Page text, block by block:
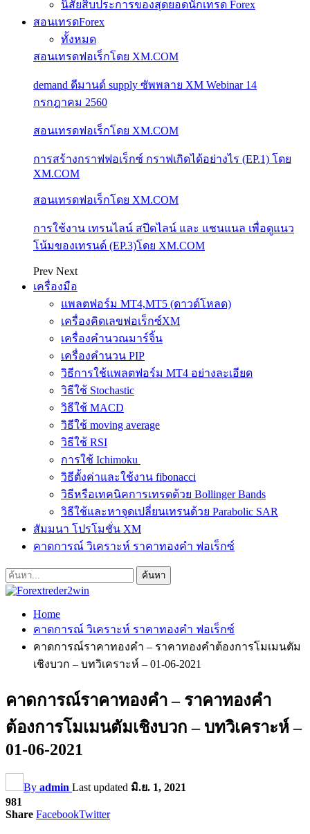
นิสัยสิบประการของสุดยอดนักเทรด Forex
สอนเทรดForex
ทั้งหมด
สอนเทรดฟอเร็กโดย XM.COM
demand ดีมานด์ supply ซัพพลาย XM Webinar 14
กรกฎาคม 2560
สอนเทรดฟอเร็กโดย XM.COM
การสร้างกราฟฟอเร็กซ์ กราฟเกิดได้อย่างไร (EP.1) โดย
XM.COM
สอนเทรดฟอเร็กโดย XM.COM
การใช้งาน เทรนไลน์ สปีดไลน์ และ แชนแนล เพื่อดูแนว
โน้มของเทรนด์ (EP.3)โดย XM.COM
Prev Next
เครื่องมือ
แพลตฟอร์ม MT4,MT5 (ดาวด์โหลด)
เครื่องคิดเลขฟอเร็กซ์XM
เครื่องคำนวณมาร์จิ้น
เครื่องคำนวน PIP
วิธีการใช้แพลตฟอร์ม MT4 อย่างละเอียด
วิธีใช้ Stochastic
วิธีใช้ MACD
วิธีใช้ moving average
วิธีใช้ RSI
การใช้ Ichimoku
วิธีตั้งค่าและใช้งาน fibonacci
วิธีหรือเทคนิคการเทรดด้วย Bollinger Bands
วิธีใช้และหาจุดเปลี่ยนเทรนด้วย Parabolic SAR
สัมมนา โปรโมชั่น XM
คาดการณ์ วิเคราะห์ ราคาทองคำ ฟอเร็กซ์
Home
คาดการณ์ วิเคราะห์ ราคาทองคำ ฟอเร็กซ์
คาดการณ์ราคาทองคำ – ราคาทองคำต้องการโมเมนตัม
เชิงบวก – บทวิเคราะห์ – 01-06-2021
คาดการณ์ราคาทองคำ – ราคาทองคำ
ต้องการโมเมนตัมเชิงบวก – บทวิเคราะห์ –
01-06-2021
By admin Last updated มิ.ย. 1, 2021
981
Share FacebookTwitter